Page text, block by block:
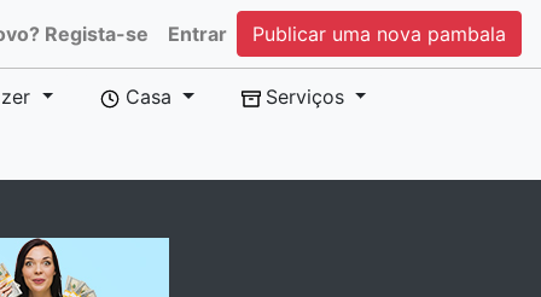
Regista-se Entrar Publicar uma nova pambala
Casa Serviços